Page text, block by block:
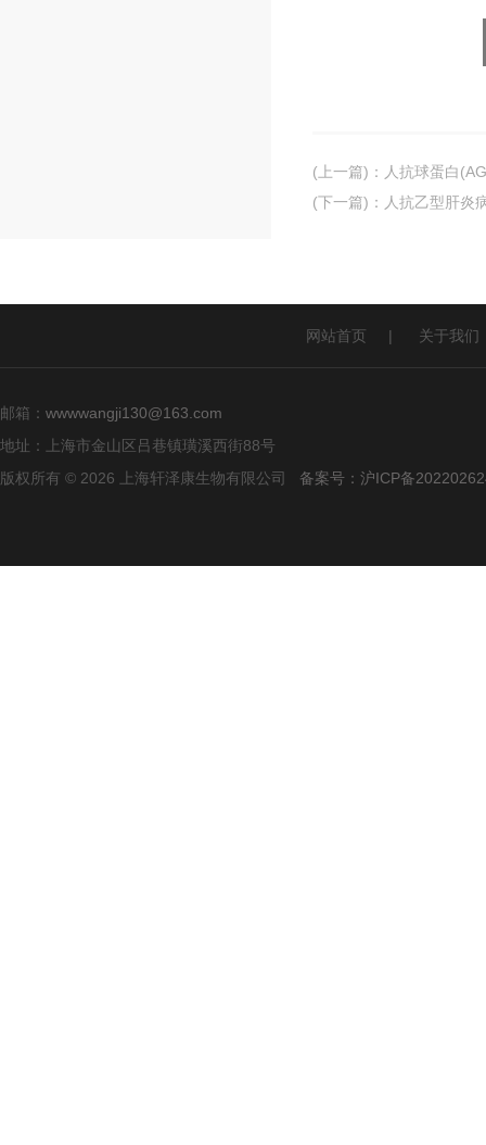
(上一篇) ： 人抗球蛋白
(下一篇) ： 人抗乙型肝炎
网站首页 | 关于我们
邮箱： wwwwangji130@163.com
地址：上海市金山区吕巷镇璜溪西街88号
版权所有 © 2026 上海轩泽康生物有限公司 备案号：沪ICP备